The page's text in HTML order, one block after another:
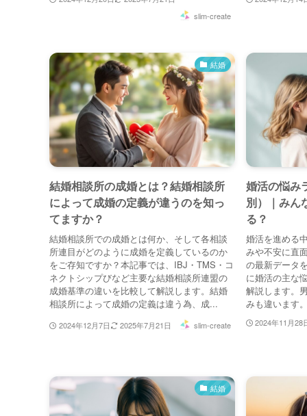
slim-create
結婚
結婚相談所の成婚とは？結婚相談所
によって成婚の定義が違うのを知っ
てますか？
結婚相談所での成婚とは何か、そして各相談
所連目がどのように成婚を定義しているのか
をご存知ですか？本記事では、IBJ・TMS・コ
ネクトシップびなど主要な結婚相談所連盟の
成婚基準の違いを比較して解説します。結婚
相談所によって成婚の定義は違う為、成...
2024年12月7日 2025年7月21日 slim-create
婚活の悩み
別）｜みん
る？
婚活を進める
みや不安に直
の最新データ
に婚活の主な
解説します。
みも違います
2024年11月28
結婚